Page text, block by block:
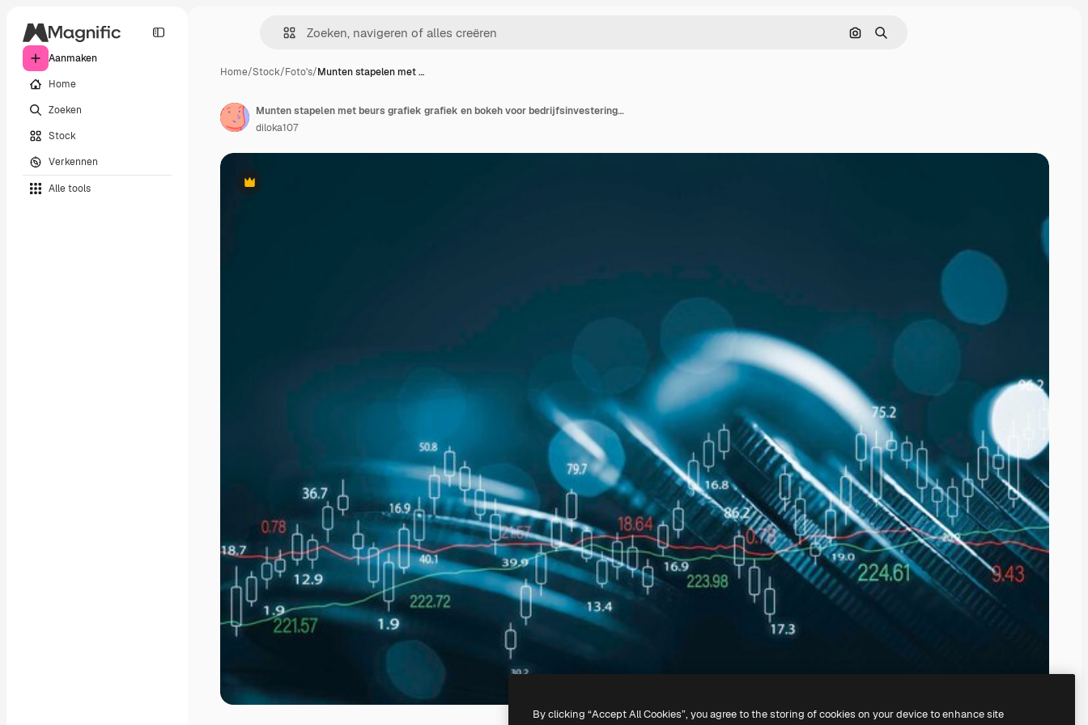
Aanmaken
Home
Zoeken
Stock
Verkennen
Alle tools
Zoeken op afbeelding
Zoeken
Home/Stock/Foto's/Munten stapelen met …
Premium
Munten stapelen met beurs grafiek grafiek en bokeh voor bedrijfsinvesteringen en beurs analyse concept
diloka107
By clicking “Accept All Cookies”, you agree to the storing of cookies on your device to enhance site